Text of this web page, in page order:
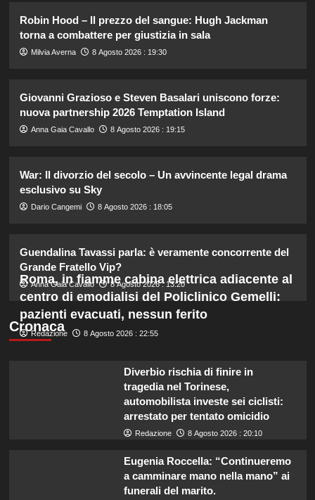
5
Britney Spears: il suo intenso sfogo
su madre e fallimenti emotivi
1
sfogo contro gli haters dopo la foto
con Giovanni.
2
natura e animali: bikini mozzafiato e
3
Piano di Harry e Meghan per
invertire il Megxit: sarà approvato da
re Carlo?
Cristina Marino e Luca Argentero:
un nuovo bambino in arrivo? Indizi
Britney Spears: il suo intenso sfogo
su madre e fallimenti emotivi
Robin Hood – Il prezzo del sangue: Hugh Jackman
torna a combattere per giustizia in sala
Milvia Averna 8 Agosto 2026 : 19:30
Giovanni Grazioso e Steven Basalari uniscono forze:
nuova partnership 2026 Temptation Island
Anna Gaia Cavallo 8 Agosto 2026 : 19:15
War: Il divorzio del secolo – Un avvincente legal drama
esclusivo su Sky
Dario Cangemi 8 Agosto 2026 : 18:05
Guendalina Tavassi parla: è veramente concorrente del
Grande Fratello Vip?
Anna Gaia Cavallo 8 Agosto 2026 : 13:20
Cronaca
Roma, in fiamme cabina elettrica adiacente al
centro di emodialisi del Policlinico Gemelli:
pazienti evacuati, nessun ferito
Redazione 8 Agosto 2026 : 22:55
Diverbio rischia di finire in
tragedia nel Torinese,
automobilista investe sei ciclisti:
arrestato per tentato omicidio
Redazione 8 Agosto 2026 : 20:10
Eugenia Roccella: “Continueremo
a camminare mano nella mano” ai
funerali del marito.